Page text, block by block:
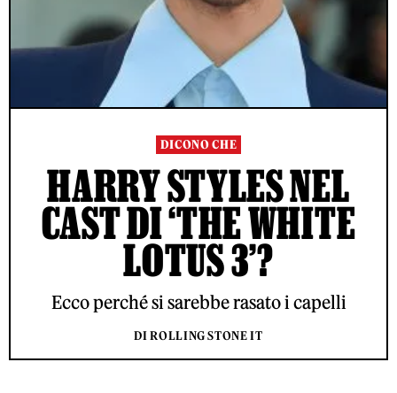
DICONO CHE
HARRY STYLES NEL
CAST DI ‘THE WHITE
LOTUS 3’?
Ecco perché si sarebbe rasato i capelli
DI ROLLING STONE IT